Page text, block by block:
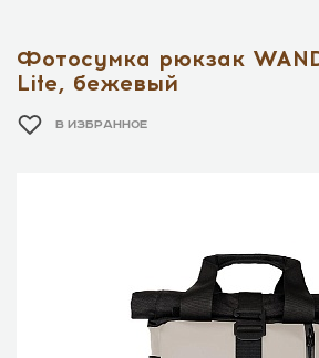
Фотосумка рюкзак
Lite, бежевый
В ИЗБРАННОЕ